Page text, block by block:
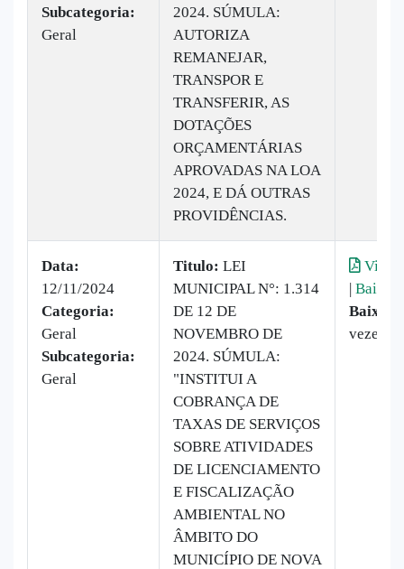
Subcategoria:
Geral
2024. SÚMULA:
AUTORIZA
REMANEJAR,
TRANSPOR E
TRANSFERIR, AS
DOTAÇÕES
ORÇAMENTÁRIAS
APROVADAS NA LOA
2024, E DÁ OUTRAS
PROVIDÊNCIAS.
Data:
12/11/2024
Categoria:
Geral
Subcategoria:
Geral
Titulo: LEI
MUNICIPAL N°: 1.314
DE 12 DE
NOVEMBRO DE
2024. SÚMULA:
"INSTITUI A
COBRANÇA DE
TAXAS DE SERVIÇOS
SOBRE ATIVIDADES
DE LICENCIAMENTO
E FISCALIZAÇÃO
AMBIENTAL NO
ÂMBITO DO
MUNICÍPIO DE NOVA
| Baixar
vezes